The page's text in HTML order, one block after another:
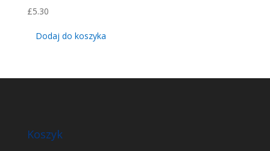
£5.30
Dodaj do koszyka
Koszyk